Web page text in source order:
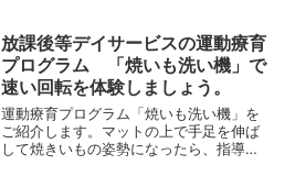
って床に３０ｃｍほどの幅のラインを作
ります。子どもはその中に...
放課後等デイサービスの運動療育
プログラム 「焼いも洗い機」で
速い回転を体験しましょう。
運動療育プログラム「焼いも洗い機」を
ご紹介します。マットの上で手足を伸ば
して焼きいもの姿勢になったら、指導者